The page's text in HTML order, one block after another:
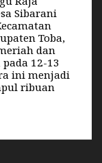
Sibarani
Toba,
dan
12-13
ini menjadi
ribuan